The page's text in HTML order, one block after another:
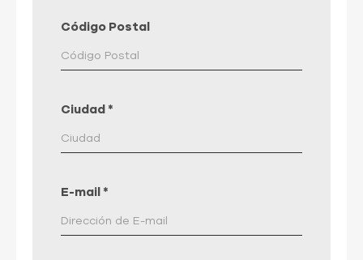
Código Postal
Ciudad *
E-mail *